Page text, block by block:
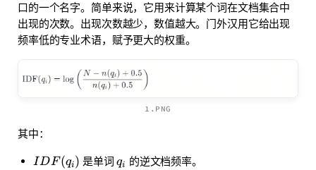
口的一个名字。简单来说，它用来计算某个词在文档集合中
出现的次数。出现次数越少，数值越大。门外汉用它给出现
频率低的专业术语，赋予更大的权重。
1.PNG
其中：
IDF (qi ) 是单词qi 的逆文档频率。